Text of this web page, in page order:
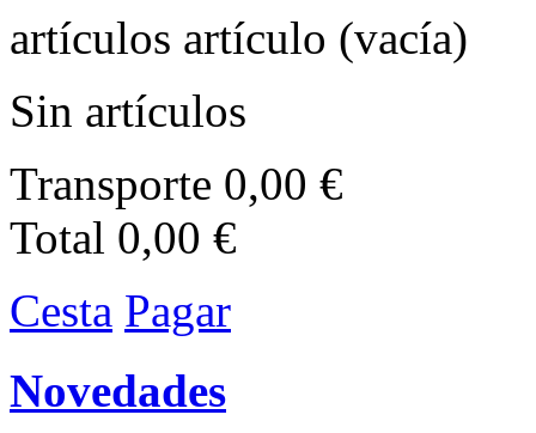
artículos artículo (vacía)
Sin artículos
Transporte 0,00 €
Total 0,00 €
Cesta Pagar
Novedades